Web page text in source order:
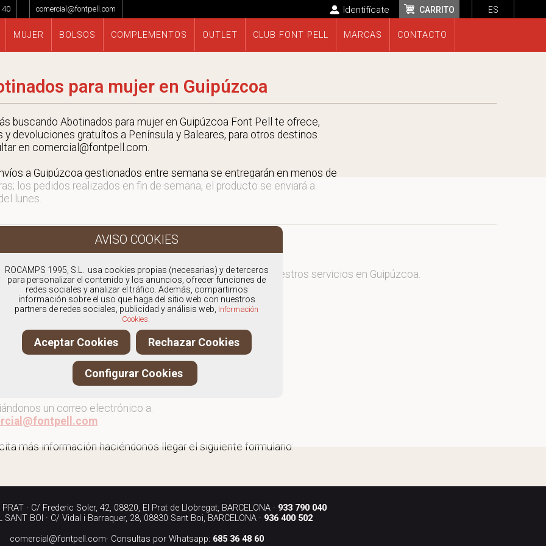
ES
40 comercial@fontpell.com CARRITO
Identifícate
MUJER BOLSOS COMPLEMENTOS OUTLET CLUB FONT PELL MARCAS CONTACTO
para mujer en Guipúzcoa
buscando Abotinados para mujer en Guipúzcoa Font Pell te ofrece,
y devoluciones gratuítos a Península y Baleares, para otros destinos
en comercial@fontpell.com.
a Guipúzcoa gestionados entre semana se entregarán en menos de
los pedidos realizados en fin de semana, el producto se enviará a
lunes.
especialistas en Abotinados para mujer , y ofrecemos nuestros servicios en Guipúzcoa.
más abotinados para mujer
más información llamándonos a los teléfonos:
040
un correo electrónico a:
más información haciéndonos llegar el siguiente formulario:
PRAT · C/ Frederic Soler, 42, 08820, El Prat de Llobregat, BARCELONA · 933 790 040
SANT BOI · C/ Vidal i Barraquer, 28, 08830 Sant Boi, BARCELONA · 936 400 502
comercial@fontpell.com· Consultas por Whatsapp: 685 36 48 60
ROCAMPS 1995, S.L. usa cookies propias (necesarias) y de terceros
para personalizar el contenido y los anuncios, ofrecer funciones de
redes sociales y analizar el tráfico. Además, compartimos
información sobre el uso que haga del sitio web con nuestros
partners de redes sociales, publicidad y análisis web, Información
Cookies.
Aceptar Cookies Rechazar Cookies
Configurar Cookies